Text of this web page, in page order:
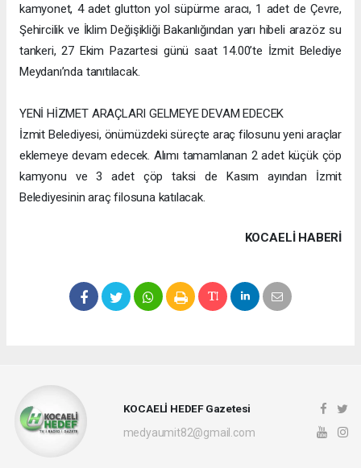
kamyonet, 4 adet glutton yol süpürme aracı, 1 adet de Çevre,
Şehircilik ve İklim Değişikliği Bakanlığından yarı hibeli arazöz su
tankeri, 27 Ekim Pazartesi günü saat 14.00’te İzmit Belediye
Meydanı’nda tanıtılacak.
YENİ HİZMET ARAÇLARI GELMEYE DEVAM EDECEK
İzmit Belediyesi, önümüzdeki süreçte araç filosunu yeni araçlar
eklemeye devam edecek. Alımı tamamlanan 2 adet küçük çöp
kamyonu ve 3 adet çöp taksi de Kasım ayından İzmit
Belediyesinin araç filosuna katılacak.
KOCAELI HABERİ
KOCAELİ HEDEF Gazetesi
medyaumit82@gmail.com